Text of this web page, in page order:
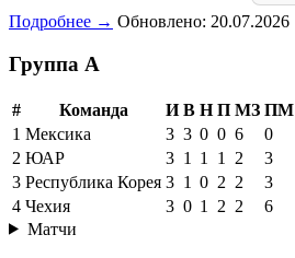
Подробнее → Обновлено: 20.07.2026
Группа A
# Команда И В Н П МЗ ПМ
1 Мексика 3 3 0 0 6 0
2 ЮАР 3 1 1 1 2 3
3 Республика Корея 3 1 0 2 2 3
4 Чехия 3 0 1 2 2 6
Матчи